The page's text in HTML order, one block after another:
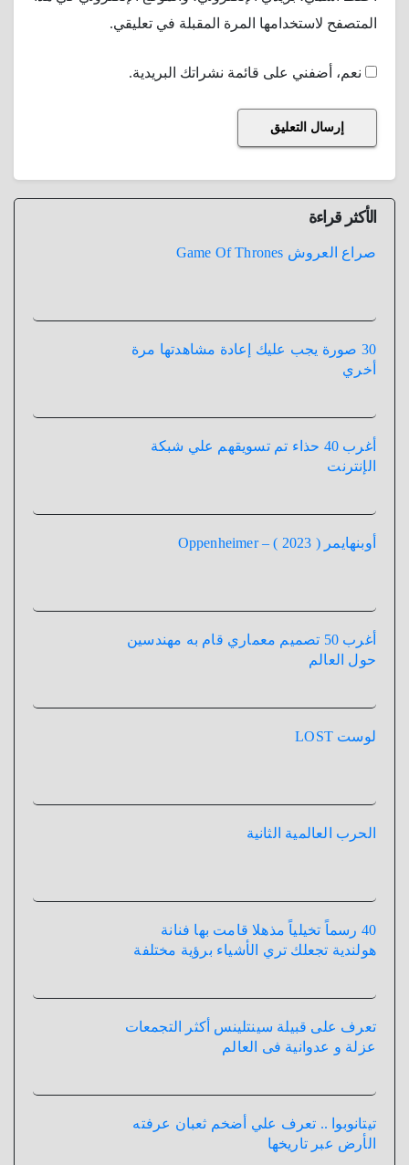
المتصفح لاستخدامها المرة المقبلة في تعليقي.
نعم، أضفني على قائمة نشراتك البريدية.
الأكثر قراءة
صراع العروش Game Of Thrones
30 صورة يجب عليك إعادة مشاهدتها مرة
أخري
أغرب 40 حذاء تم تسويقهم علي شبكة
الإنترنت
أوبنهايمر ( 2023 ) – Oppenheimer
أغرب 50 تصميم معماري قام به مهندسين
حول العالم
لوست LOST
الحرب العالمية الثانية
40 رسماً تخيلياً مذهلا قامت بها فنانة
هولندية تجعلك تري الأشياء برؤية مختلفة
تعرف على قبيلة سينتلينس أكثر التجمعات
عزلة و عدوانية فى العالم
تيتانوبوا .. تعرف علي أضخم ثعبان عرفته
الأرض عبر تاريخها